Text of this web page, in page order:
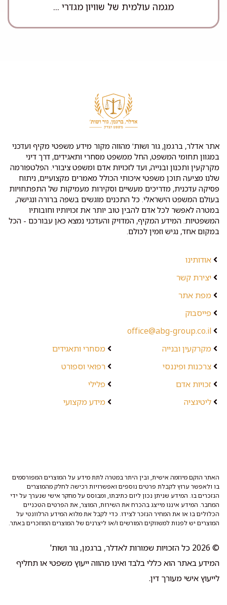
מגמה עולמית של שוויון מגדרי ...
אתר אדלר, ברגמן, גור ושות' מהווה מקור מידע משפטי מקיף ועדכני
במגוון תחומי המשפט, החל ממשפט מסחרי ותאגידים, דרך דיני
מקרקעין ותכנון ובנייה, ועד לזכויות אדם ומשפט ציבורי. הפלטפורמה
שלנו מציעה תוכן משפטי איכותי הכולל מאמרים מקצועיים, ניתוח
פסיקה עדכנית, מדריכים מעשיים וסקירות מעמיקות של התפתחויות
בעולם המשפט הישראלי. כל התכנים מוגשים בשפה ברורה ונגישה,
במטרה לאפשר לכל אדם להבין טוב יותר את זכויותיו וחובותיו
המשפטיות. המידע המקיף, המדויק והעדכני נמצא כאן עבורכם - הכל
במקום אחד, נגיש וזמין לכולם.
אודותינו
יצירת קשר
מפת אתר
פייסבוק
office@abg-group.co.il
מקרקעין ובנייה
צרכנות ופיננסי
זכויות אדם
ליטיגציה
מסחרי ותאגידים
רפואי וספורט
פלילי
מידע מקצועי
האתר הוקם מיוזמה אישית, ובין היתר במטרה לתת מידע על המוצרים המפורסמים
בו ולאפשר ערוץ לקבלת פרטים נוספים ואפשרויות רכישה לחלק מהמוצרים
הנזכרים בו. המידע שניתן נכון ליום כתיבתו, ומבוסס על מחקר אישי שנערך על ידי
המחבר. המידע איננו מייצג בהכרח את השירות, המוצר, את הפרטים הטכניים
הכלולים בו או את המחיר הנזכר לצידו. כדי לקבל את מלוא המידע הרלוונטי על
המוצרים יש לפנות למשווקים המורשים ו/או ליצרנים של המוצרים המוזכרים באתר.
© 2026 כל הזכויות שמורות לאדלר, ברגמן, גור ושות'
המידע באתר הוא כללי בלבד ואינו מהווה ייעוץ משפטי או תחליף
לייעוץ אישי מעורך דין.